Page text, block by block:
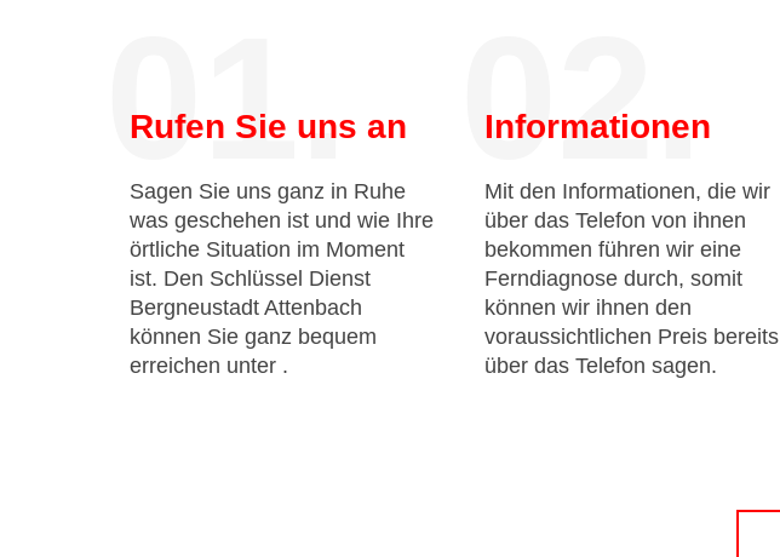
01.
Rufen Sie uns an
Sagen Sie uns ganz in Ruhe
was geschehen ist und wie Ihre
örtliche Situation im Moment
ist. Den Schlüssel Dienst
Bergneustadt Attenbach
können Sie ganz bequem
erreichen unter .
02.
Informationen
Mit den Informationen, die wir
über das Telefon von ihnen
bekommen führen wir eine
Ferndiagnose durch, somit
können wir ihnen den
voraussichtlichen Preis bereits
über das Telefon sagen.